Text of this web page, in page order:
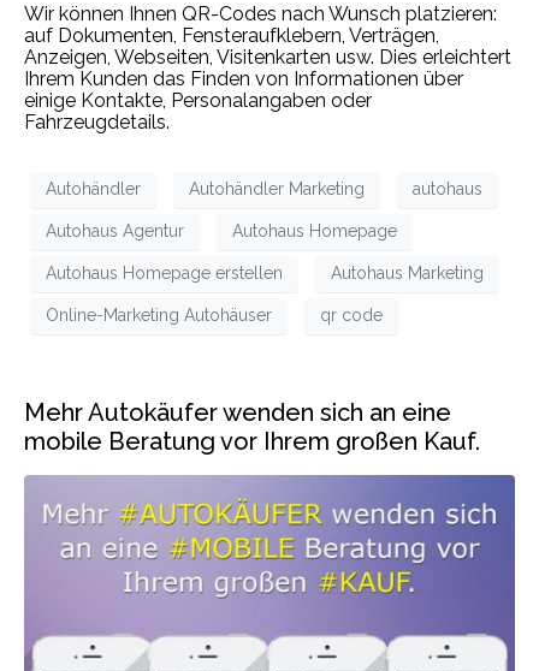
Wir können Ihnen QR-Codes nach Wunsch platzieren:
auf Dokumenten, Fensteraufklebern, Verträgen,
Anzeigen, Webseiten, Visitenkarten usw. Dies erleichtert
Ihrem Kunden das Finden von Informationen über
einige Kontakte, Personalangaben oder
Fahrzeugdetails.
Autohändler Autohändler Marketing autohaus
Autohaus Agentur Autohaus Homepage
Autohaus Homepage erstellen Autohaus Marketing
Online-Marketing Autohäuser qr code
Mehr Autokäufer wenden sich an eine
mobile Beratung vor Ihrem großen Kauf.